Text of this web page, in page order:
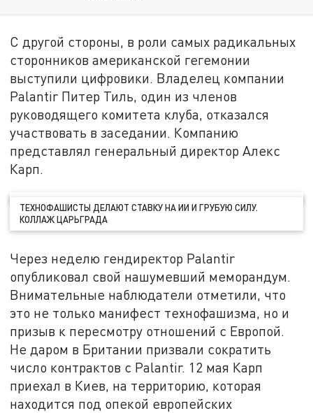
С другой стороны, в роли самых радикальных
сторонников американской гегемонии
выступили цифровики. Владелец компании
Palantir Питер Тиль, один из членов
руководящего комитета клуба, отказался
участвовать в заседании. Компанию
представлял генеральный директор Алекс
Карп.
ТЕХНОФАШИСТЫ ДЕЛАЮТ СТАВКУ НА ИИ И ГРУБУЮ СИЛУ.
КОЛЛАЖ ЦАРЬГРАДА
Через неделю гендиректор Palantir
опубликовал свой нашумевший меморандум.
Внимательные наблюдатели отметили, что
это не только манифест технофашизма, но и
призыв к пересмотру отношений с Европой.
Не даром в Британии призвали сократить
число контрактов с Palantir. 12 мая Карп
приехал в Киев, на территорию, которая
находится под опекой европейских